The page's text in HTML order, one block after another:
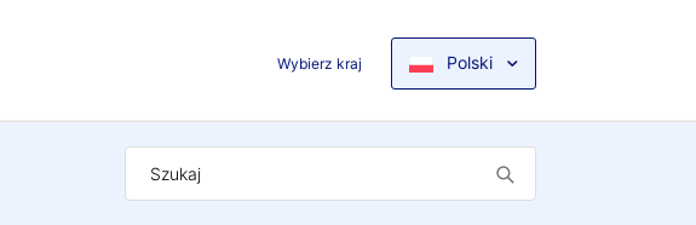
Wybierz kraj Polski